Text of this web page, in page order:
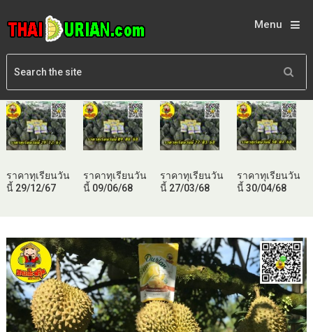
Menu
ราคาทุเรียนวัน
นี้ 29/12/67
ราคาทุเรียนวัน
นี้ 09/06/68
ราคาทุเรียนวัน
นี้ 27/03/68
ราคาทุเรียนวัน
นี้ 30/04/68